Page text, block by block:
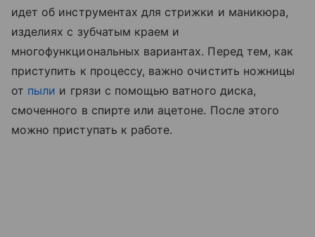
идет об инструментах для стрижки и маникюра,
изделиях с зубчатым краем и
многофункциональных вариантах. Перед тем, как
приступить к процессу, важно очистить ножницы
от пыли и грязи с помощью ватного диска,
смоченного в спирте или ацетоне. После этого
можно приступать к работе.